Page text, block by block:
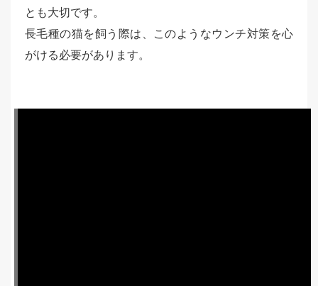
とも大切です。
長毛種の猫を飼う際は、このようなウンチ対策を心
がける必要があります。